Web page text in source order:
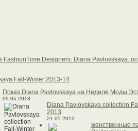
Designers: Diana Pavlovskaya,
Fall-Winter 2013-14
Показ Diana Pavlovskaya на Неделе Моды
09.05.2013
Diana Pavlovskaya collection
2013
21.05.2012
женственные